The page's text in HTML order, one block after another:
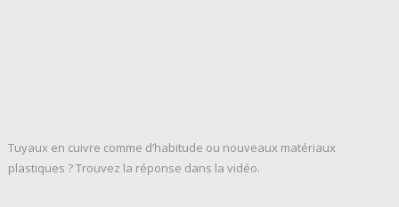
Tuyaux en cuivre comme d’habitude ou nouveaux matériaux
plastiques ? Trouvez la réponse dans la vidéo.